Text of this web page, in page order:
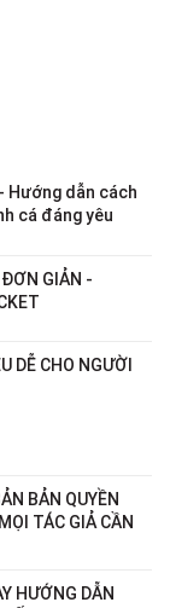
Hướng dẫn cách
cá đáng yêu
ĐƠN GIẢN -
DỄ CHO NGƯỜI
BẢN QUYỀN
TÁC GIẢ CẦN
HƯỚNG DẪN